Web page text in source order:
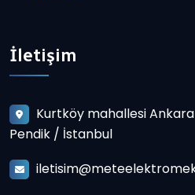
İletişim
Kurtköy mahallesi
Pendik / İstanbul